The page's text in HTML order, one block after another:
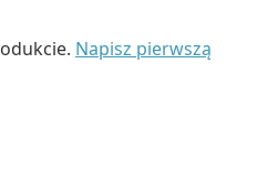
Napisz pierwszą